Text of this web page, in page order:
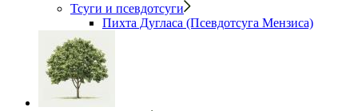
Тсуги и псевдотсуги
Пихта Дугласа (Псевдотсуга Мензиса)